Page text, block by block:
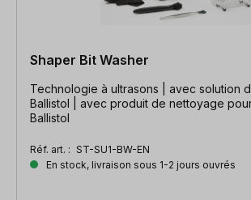
Shaper Bit Washer
Technologie à ultrasons | avec solution
Ballistol | avec produit de nettoyage
Ballistol
Réf. art. : ST-SU1-BW-EN
En stock, livraison sous 1-2 jours ouvrés